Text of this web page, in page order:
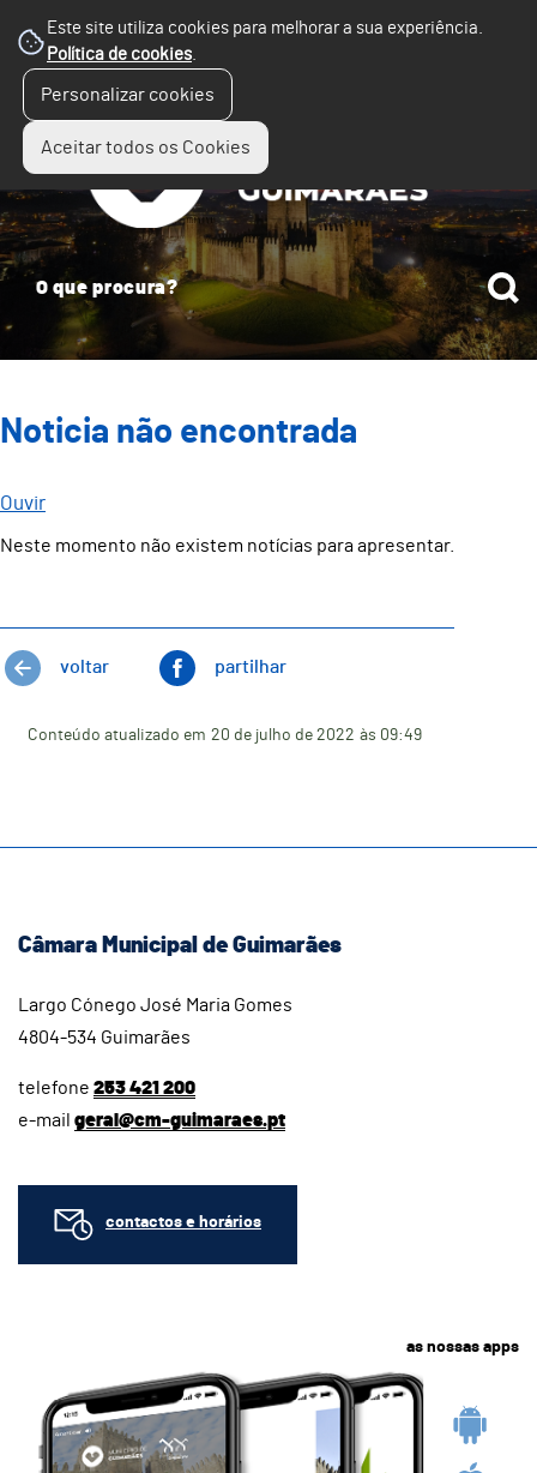
Este site utiliza cookies para melhorar a sua experiência.
Política de cookies.
Personalizar cookies
Aceitar todos os Cookies
Noticia não encontrada
Ouvir
Neste momento não existem notícias para apresentar.
voltar partilhar
Conteúdo atualizado em 20 de julho de 2022 às 09:49
Câmara Municipal de Guimarães
Largo Cónego José Maria Gomes
4804-534 Guimarães
telefone 253 421 200
e-mail geral@cm-guimaraes.pt
contactos e horários
as nossas apps